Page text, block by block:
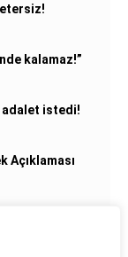
kalamaz!”
adalet istedi!
Açıklaması